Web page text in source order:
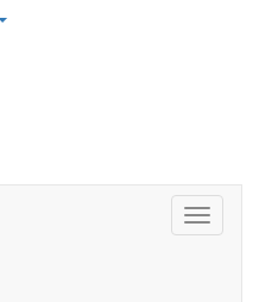
Toggle
navigation